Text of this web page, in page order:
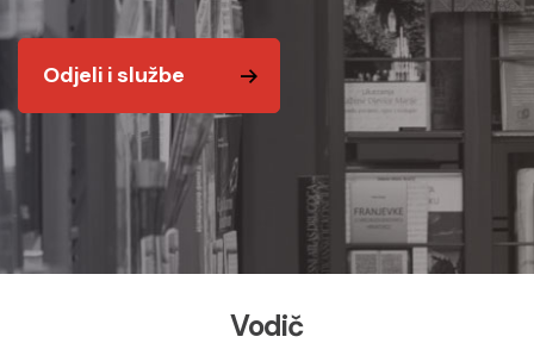
Odjeli i službe
Vodič